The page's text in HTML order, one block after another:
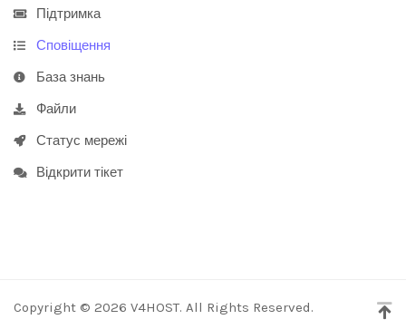
Підтримка
Сповіщення
База знань
Файли
Статус мережі
Відкрити тікет
Copyright © 2026 V4HOST. All Rights Reserved.